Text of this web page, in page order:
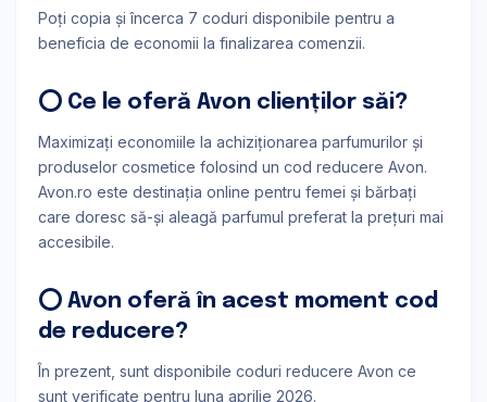
Poți copia și încerca 7 coduri disponibile pentru a
beneficia de economii la finalizarea comenzii.
⭕ Ce le oferă Avon clienților săi?
Maximizați economiile la achiziționarea parfumurilor și
produselor cosmetice folosind un cod reducere Avon.
Avon.ro este destinația online pentru femei și bărbați
care doresc să-și aleagă parfumul preferat la prețuri mai
accesibile.
⭕ Avon oferă în acest moment cod
de reducere?
În prezent, sunt disponibile coduri reducere Avon ce
sunt verificate pentru luna aprilie 2026.